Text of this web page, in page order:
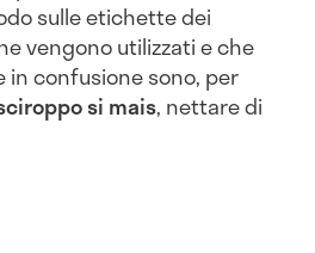
sulle etichette dei
vengono utilizzati e che
confusione sono, per
si mais, nettare di